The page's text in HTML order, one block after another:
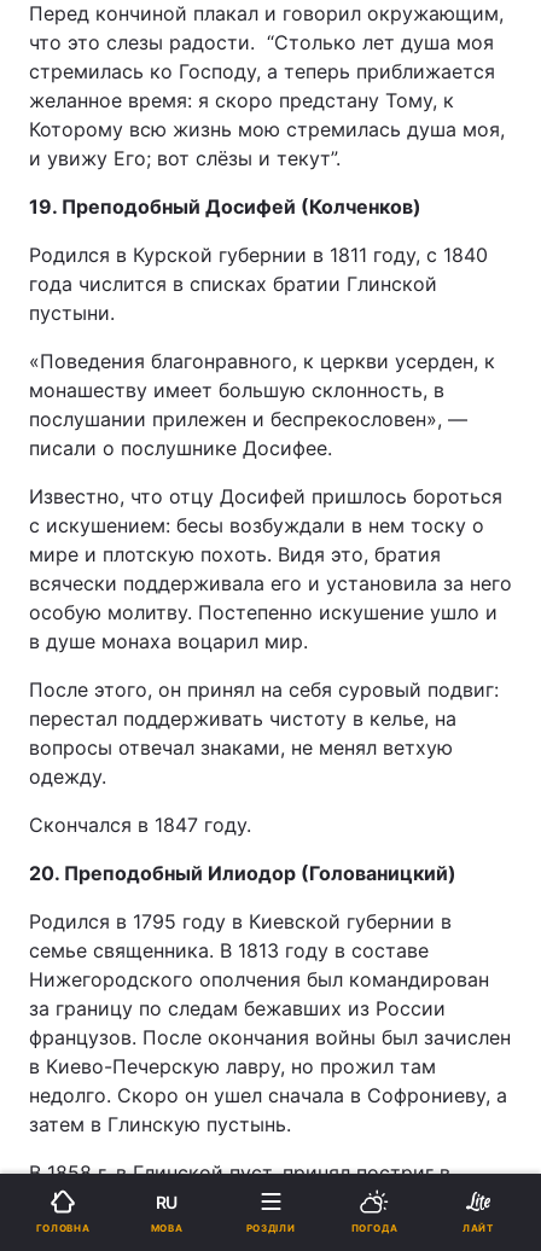
Перед кончиной плакал и говорил окружающим,
что это слезы радости. “Столько лет душа моя
стремилась ко Господу, а теперь приближается
желанное время: я скоро предстану Тому, к
Которому всю жизнь мою стремилась душа моя,
и увижу Его; вот слёзы и текут”.
19. Преподобный Досифей (Колченков)
Родился в Курской губернии в 1811 году, с 1840
года числится в списках братии Глинской
пустыни.
«Поведения благонравного, к церкви усерден, к
монашеству имеет большую склонность, в
послушании прилежен и беспрекословен», —
писали о послушнике Досифее.
Известно, что отцу Досифей пришлось бороться
с искушением: бесы возбуждали в нем тоску о
мире и плотскую похоть. Видя это, братия
всячески поддерживала его и установила за него
особую молитву. Постепенно искушение ушло и
в душе монаха воцарил мир.
После этого, он принял на себя суровый подвиг:
перестал поддерживать чистоту в келье, на
вопросы отвечал знаками, не менял ветхую
одежду.
Скончался в 1847 году.
20. Преподобный Илиодор (Голованицкий)
Родился в 1795 году в Киевской губернии в
семье священника. В 1813 году в составе
Нижегородского ополчения был командирован
за границу по следам бежавших из России
французов. После окончания войны был зачислен
в Киево-Печерскую лавру, но прожил там
недолго. Скоро он ушел сначала в Софрониеву, а
затем в Глинскую пустынь.
В 1858 г. в Глинской пуст. принял постриг в
великую схиму с именем Илиодор. Скончался в
1879 году.
ГОЛОВНА
RU
МОВА РОЗДІЛИ ПОГОДА ЛАЙТ